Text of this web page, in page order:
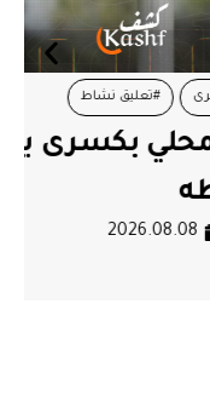
يعلن